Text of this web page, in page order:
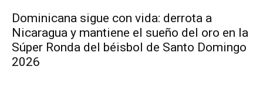
Dominicana sigue con vida: derrota a
Nicaragua y mantiene el sueño del oro en la
Súper Ronda del béisbol de Santo Domingo
2026